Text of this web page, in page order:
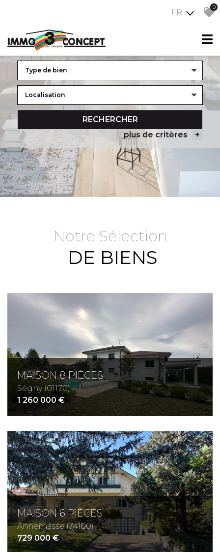
FR
0
Ancien
5KM 10KM
Piscine
RECHERCHER
plus de critères
+
Notre Sélection
DE BIENS
MAISON 8 PIÈCES
Ségny (01170)
1 260 000 €
MAISON 6 PIÈCES
Annemasse (74100)
729 000 €